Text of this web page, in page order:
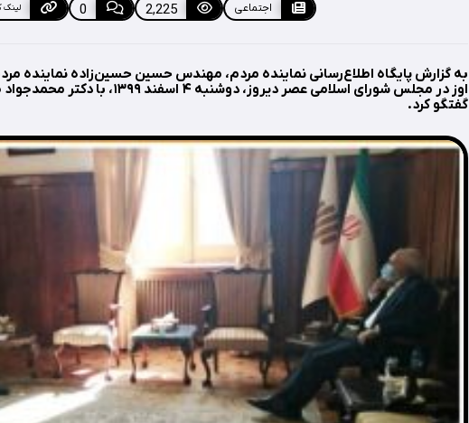
اجتماعی 2,225
0 لینک
به گزارش پایگاه اطلاع‌رسانی نماینده مردم، مهندس حسین حسین‌زاده نماینده
اوز در مجلس شورای اسلامی عصر دیروز،
گفتگو کرد.